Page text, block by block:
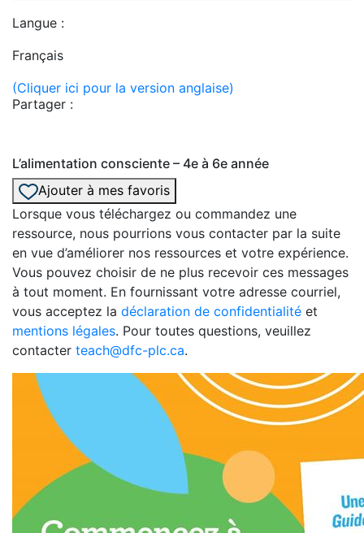
Langue :
Français
(Cliquer ici pour la version anglaise)
Partager :
L’alimentation consciente – 4e à 6e année
Ajouter à mes favoris
Lorsque vous téléchargez ou commandez une
ressource, nous pourrions vous contacter par la suite
en vue d’améliorer nos ressources et votre expérience.
Vous pouvez choisir de ne plus recevoir ces messages
à tout moment. En fournissant votre adresse courriel,
vous acceptez la déclaration de confidentialité et
mentions légales. Pour toutes questions, veuillez
contacter teach@dfc-plc.ca.